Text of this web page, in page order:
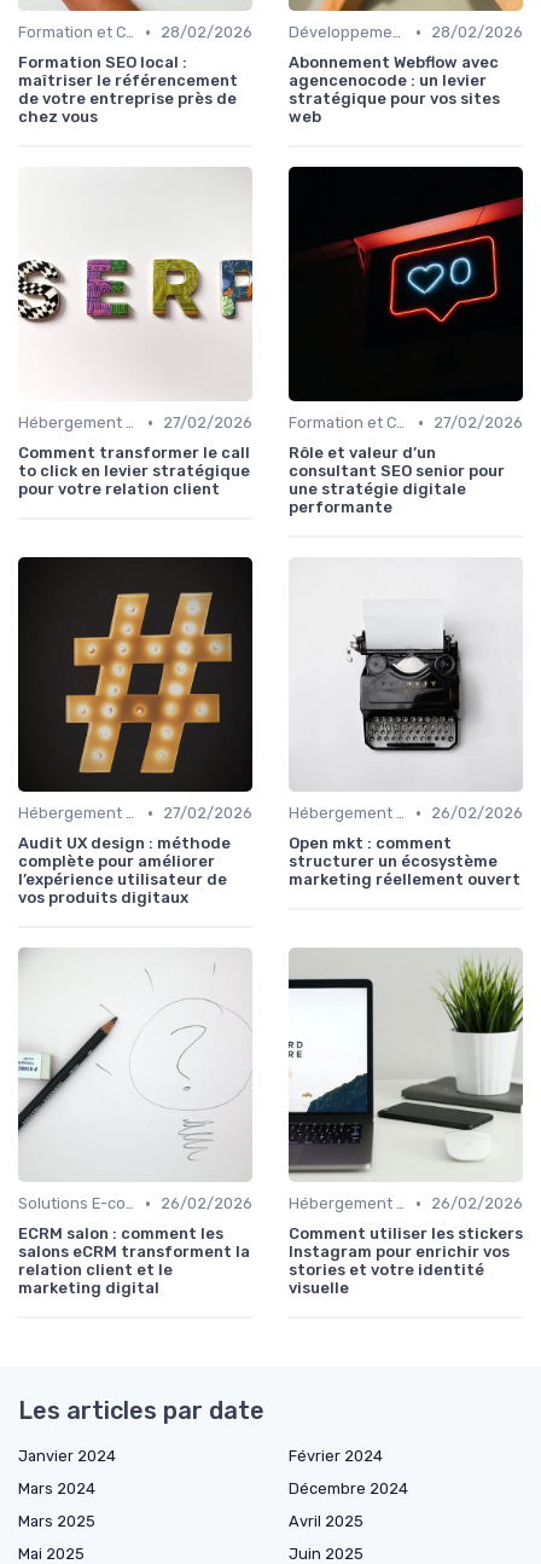
Formation et Consulting SEO •
28/02/2026
Formation SEO local :
maîtriser le référencement
de votre entreprise près de
chez vous
Développement Web No-Code/Low-Code •
28/02/2026
Abonnement Webflow avec
agencenocode : un levier
stratégique pour vos sites
web
Hébergement et Maintenance Web •
27/02/2026
Comment transformer le call
to click en levier stratégique
pour votre relation client
Formation et Consulting SEO •
27/02/2026
Rôle et valeur d’un
consultant SEO senior pour
une stratégie digitale
performante
Hébergement et Maintenance Web •
27/02/2026
Audit UX design : méthode
complète pour améliorer
l’expérience utilisateur de
vos produits digitaux
Hébergement et Maintenance Web •
26/02/2026
Open mkt : comment
structurer un écosystème
marketing réellement ouvert
Solutions E-commerce et Marketplace •
26/02/2026
ECRM salon : comment les
salons eCRM transforment la
relation client et le
marketing digital
Hébergement et Maintenance Web •
26/02/2026
Comment utiliser les stickers
Instagram pour enrichir vos
stories et votre identité
visuelle
Les articles par date
Janvier 2024
Février 2024
Mars 2024
Décembre 2024
Mars 2025
Avril 2025
Mai 2025
Juin 2025